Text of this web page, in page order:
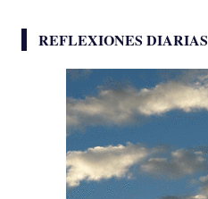
REFLEXIONES DIARIAS